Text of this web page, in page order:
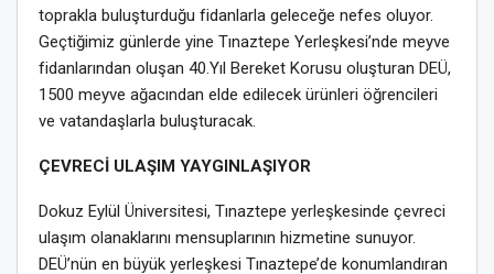
toprakla buluşturduğu fidanlarla geleceğe nefes oluyor.
Geçtiğimiz günlerde yine Tınaztepe Yerleşkesi’nde meyve
fidanlarından oluşan 40.Yıl Bereket Korusu oluşturan DEÜ,
1500 meyve ağacından elde edilecek ürünleri öğrencileri
ve vatandaşlarla buluşturacak.
ÇEVRECİ ULAŞIM YAYGINLAŞIYOR
Dokuz Eylül Üniversitesi, Tınaztepe yerleşkesinde çevreci
ulaşım olanaklarını mensuplarının hizmetine sunuyor.
DEÜ’nün en büyük yerleşkesi Tınaztepe’de konumlandıran